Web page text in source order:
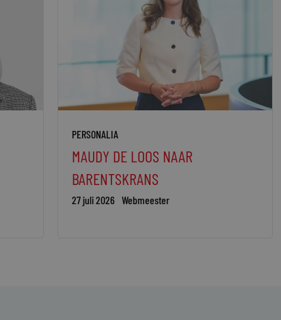
PERSONALIA
MAUDY DE LOOS NAAR
BARENTSKRANS
27 juli 2026 Webmeester